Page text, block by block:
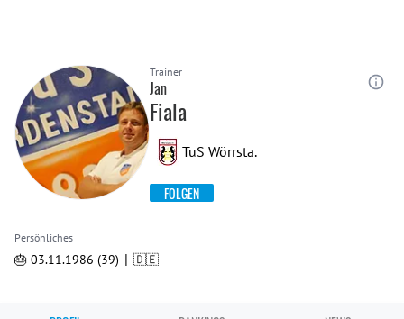
Trainer
Jan
Fiala
TuS Wörrsta.
FOLGEN
Persönliches
🎂 03.11.1986 (39) | 🇩🇪